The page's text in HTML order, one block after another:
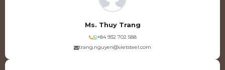
Ms. Thuy Trang
+84 932 702 588
trang.nguyen@vietsteel.com